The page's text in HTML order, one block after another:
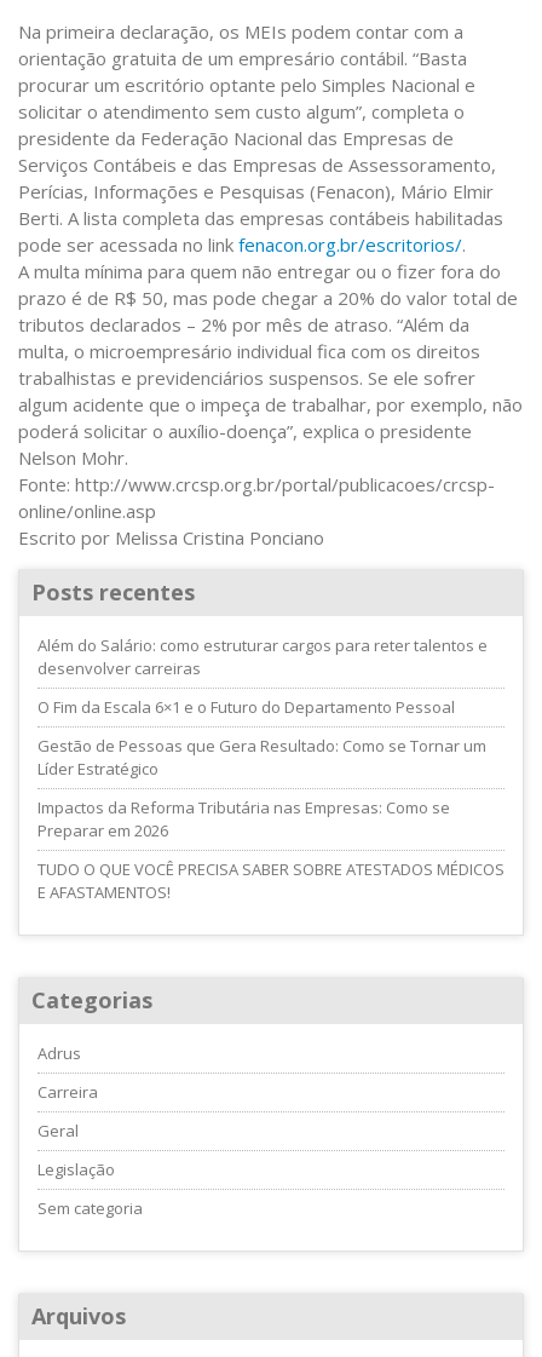
Na primeira declaração, os MEIs podem contar com a
orientação gratuita de um empresário contábil. “Basta
procurar um escritório optante pelo Simples Nacional e
solicitar o atendimento sem custo algum”, completa o
presidente da Federação Nacional das Empresas de
Serviços Contábeis e das Empresas de Assessoramento,
Perícias, Informações e Pesquisas (Fenacon), Mário Elmir
Berti. A lista completa das empresas contábeis habilitadas
pode ser acessada no link fenacon.org.br/escritorios/.
A multa mínima para quem não entregar ou o fizer fora do
prazo é de R$ 50, mas pode chegar a 20% do valor total de
tributos declarados – 2% por mês de atraso. “Além da
multa, o microempresário individual fica com os direitos
trabalhistas e previdenciários suspensos. Se ele sofrer
algum acidente que o impeça de trabalhar, por exemplo, não
poderá solicitar o auxílio-doença”, explica o presidente
Nelson Mohr.
Fonte: http://www.crcsp.org.br/portal/publicacoes/crcsp-
online/online.asp
Escrito por Melissa Cristina Ponciano
Posts recentes
Além do Salário: como estruturar cargos para reter talentos e
desenvolver carreiras
O Fim da Escala 6×1 e o Futuro do Departamento Pessoal
Gestão de Pessoas que Gera Resultado: Como se Tornar um
Líder Estratégico
Impactos da Reforma Tributária nas Empresas: Como se
Preparar em 2026
TUDO O QUE VOCÊ PRECISA SABER SOBRE ATESTADOS MÉDICOS
E AFASTAMENTOS!
Categorias
Adrus
Carreira
Geral
Legislação
Sem categoria
Arquivos